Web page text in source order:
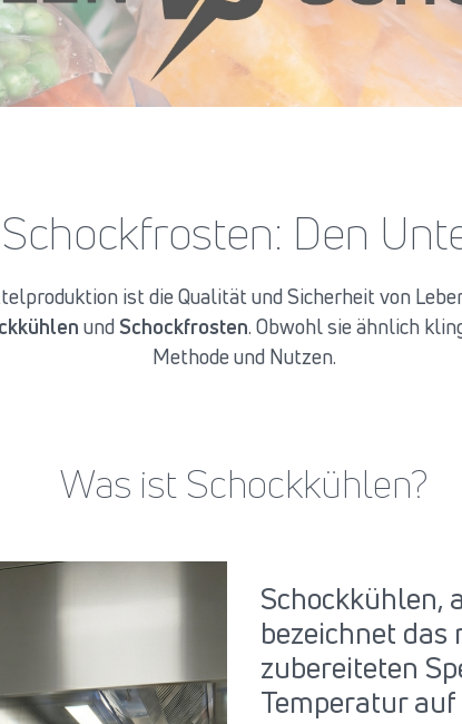
Den
ist die Qualität und Sicherheit von
undSchockfrosten. Obwohl sie ähnlich
Methode und Nutzen.
Was ist Schockkühlen?
Schockkühlen,
bezeichnet das
zubereiteten
Temperatur auf